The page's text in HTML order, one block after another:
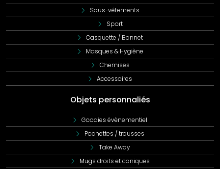
choix idéal. Elle promet une performance inégalée, un
confort optimal et une allure sophistiquée.
Sous-vêtements
Sport
Casquette / Bonnet
Masques & Hygiène
Chemises
Accessoires
Objets personnaliés
Goodies évènementiel
Pochettes / trousses
Take Away
Mugs droits et coniques